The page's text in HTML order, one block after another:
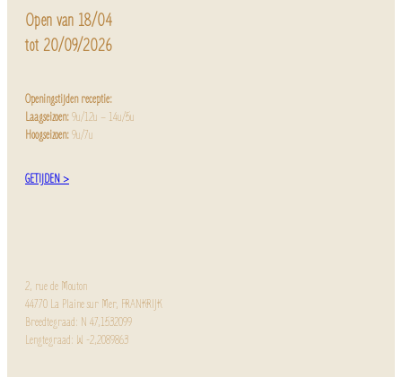
Open van 18/04
tot 20/09/2026
Openingstijden receptie:
Laagseizoen:9u/12u – 14u/5u
Hoogseizoen:9u/7u
GETIJDEN >
2, rue de Mouton
44770 La Plaine sur Mer, FRANKRIJK
Breedtegraad: N 47,1532099
Lengtegraad: W -2,2089863